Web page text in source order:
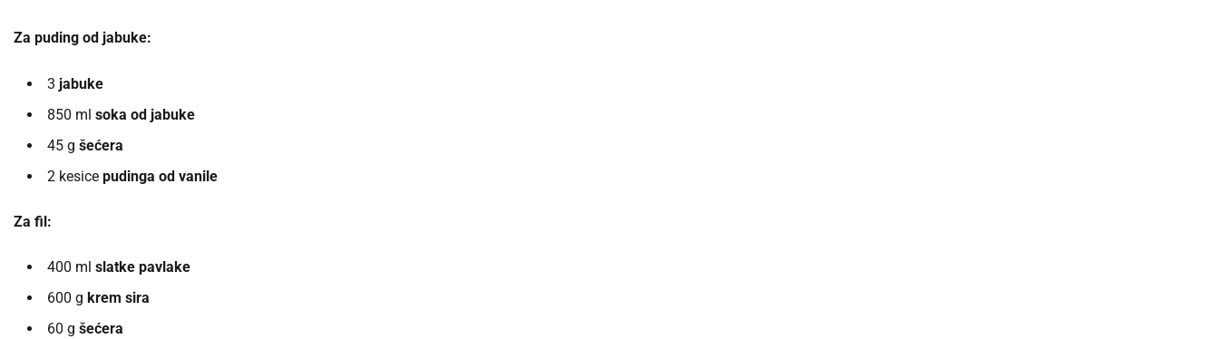
Za puding od jabuke:
3 jabuke
850 ml soka od jabuke
45 g šećera
2 kesice pudinga od vanile
Za fil:
400 ml slatke pavlake
600 g krem sira
60 g šećera